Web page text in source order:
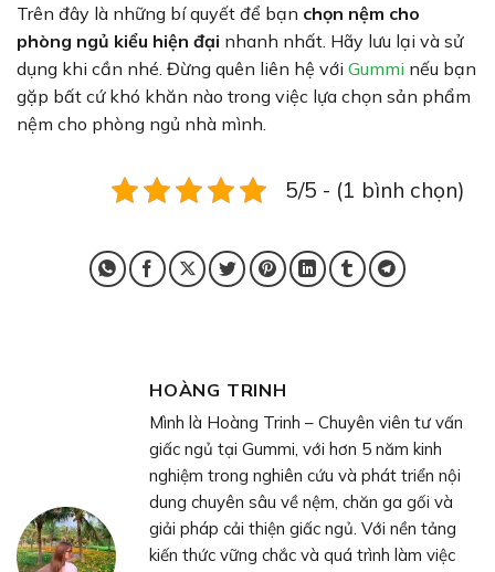
Trên đây là những bí quyết để bạn chọn nệm cho
phòng ngủ kiểu hiện đại nhanh nhất. Hãy lưu lại và sử
dụng khi cần nhé. Đừng quên liên hệ với Gummi nếu bạn
gặp bất cứ khó khăn nào trong việc lựa chọn sản phẩm
nệm cho phòng ngủ nhà mình.
5/5 - (1 bình chọn)
HOÀNG TRINH
Mình là Hoàng Trinh – Chuyên viên tư vấn
giấc ngủ tại Gummi, với hơn 5 năm kinh
nghiệm trong nghiên cứu và phát triển nội
dung chuyên sâu về nệm, chăn ga gối và
giải pháp cải thiện giấc ngủ. Với nền tảng
kiến thức vững chắc và quá trình làm việc